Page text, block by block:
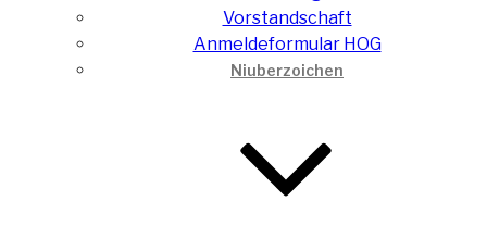
Vorstandschaft
Anmeldeformular HOG
Niuberzoichen